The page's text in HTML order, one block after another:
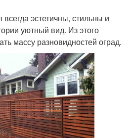
эстетичны, стильны и
уютный вид. Из этого
массу разновидностей оград.